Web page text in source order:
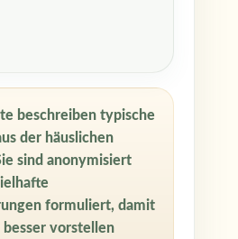
beschreiben typische
der häuslichen
sind anonymisiert
formuliert, damit
besser vorstellen